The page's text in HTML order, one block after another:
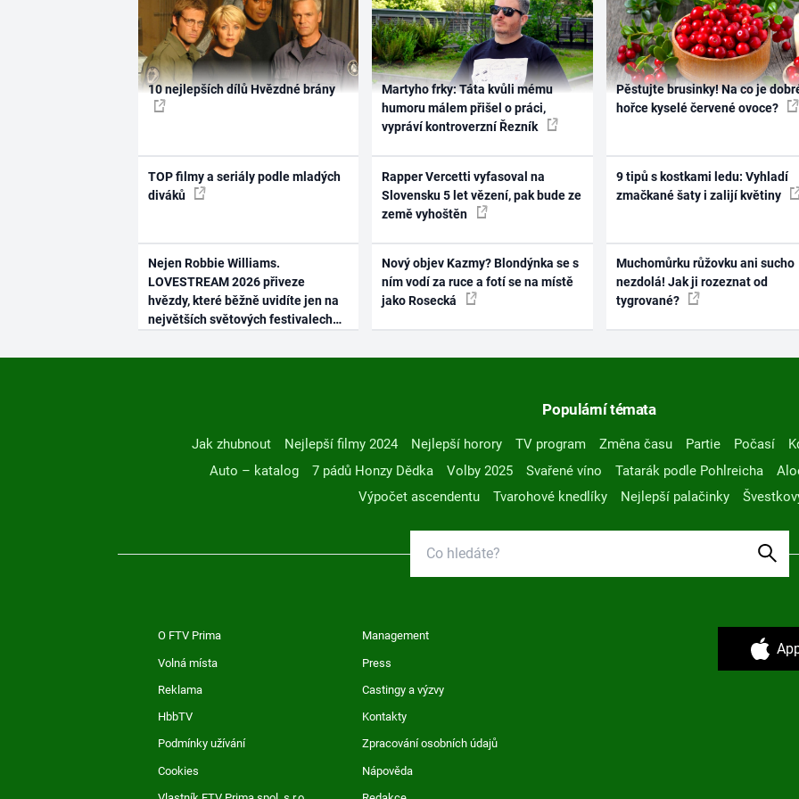
10 nejlepších dílů Hvězdné brány
TOP filmy a seriály podle mladých
diváků
Nejen Robbie Williams.
LOVESTREAM 2026 přiveze
hvězdy, které běžně uvidíte jen na
největších světových festivalech
Martyho frky: Táta kvůli mému
humoru málem přišel o práci,
vypráví kontroverzní Řezník
Rapper Vercetti vyfasoval na
Slovensku 5 let vězení, pak bude ze
země vyhoštěn
Nový objev Kazmy? Blondýnka se s
ním vodí za ruce a fotí se na místě
jako Rosecká
Pěstujte brusinky! Na co je
hořce kyselé červené ovoce?
9 tipů s kostkami ledu: Vyhladí
zmačkané šaty i zalijí květiny
Muchomůrku růžovku ani sucho
nezdolá! Jak ji rozeznat od
tygrované?
Populární témata
Jak zhubnout Nejlepší filmy 2024 Nejlepší horory TV program Změna času Partie Počasí
Auto – katalog
7 pádů Honzy Dědka Volby 2025 Svařené víno Tatarák podle Pohlreicha
Výpočet ascendentu
Tvarohové knedlíky Nejlepší palačinky
O FTV Prima Management
Volná místa Press
Reklama Castingy a výzvy
HbbTV Kontakty
Podmínky užívání Zpracování osobních údajů
Cookies Nápověda